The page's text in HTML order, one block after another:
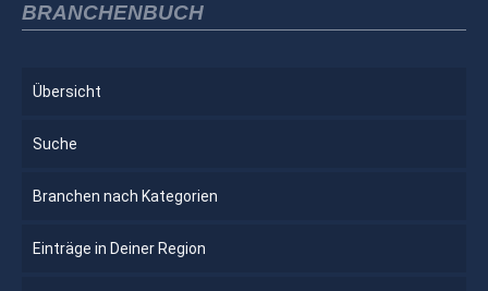
BRANCHENBUCH
Übersicht
Suche
Branchen nach Kategorien
Einträge in Deiner Region